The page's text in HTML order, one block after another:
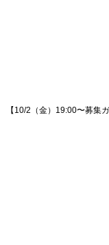
【10/2（金）19:00〜募集